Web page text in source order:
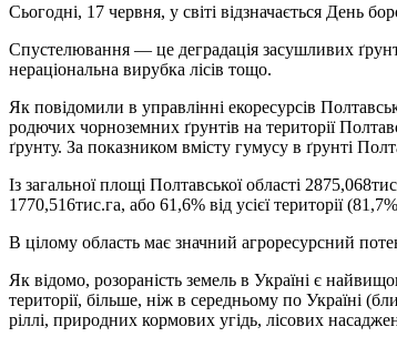
Сьогодні, 17 червня, у світі відзначається День
Спустелювання — це деградація засушливих
нераціональна вирубка лісів тощо.
Як повідомили в управлінні екоресурсів
родючих чорноземних ґрунтів на терито​рії
ґрунту. За показ​ником вмісту гумусу в ґрунті
Із загальної площі Полтавської області
1770,516тис.га, або 61,6% від усієї території
В цілому область має значний агроресурсний
Як відомо, розораність земель в Україні є
території, більше, ніж в середньому по Україні
ріллі, природних кормових угідь, лісових